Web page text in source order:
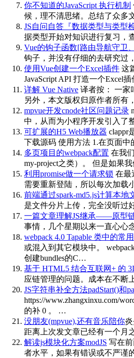
你不知道的JavaScript 执行机制
候，理不清思绪。总结了众多
JS自问自答『数据类型与类型
据类型开始对知识进行复习，
Vue的钩子函数[路由导航守卫
钩子，并没有仔细的去研究过
使用Vue创建一个Excel插件 这
JavaScript API 打造一个Excel
详解 Vue Native 译者按： 一家
另外，本文版权归原作者所有
mpvue开发cnode社区问题记录
中，从而为小程序开发引入了
可扩展的H5 Web播放器 clappr
下载源码 使用方法 1.在页面
多页项目的webpack配置 在我
my-project之类）。 但是如果
利用promise做一个请求锁 在最
需要重新登陆，所以每次加载
前端通过spark-md5.js计算本地
是文件分片上传，完全没听过
一篇文章理解JS继承——原型链
事情，几个星期以来一直心心
webpack 4.0 Tapable 类中的常
或混入到其它模块中。
创建bundles的C…
基于 HTML5 结合互联网+ 的
应链管理的问题。成本在不断
JS字符串补全方法padStart()和
https://www.zhangxinxu.com/
的补 0 。 …
没朋友(mpvue),还有音乐陪你
距离上次发文章已经有一个月
解读js模块化方案modJS 写在
者水平，如果有错误或不严谨